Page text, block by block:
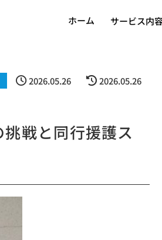
ホーム サービス内
2026.05.26 2026.05.26
戦と同行援護ス